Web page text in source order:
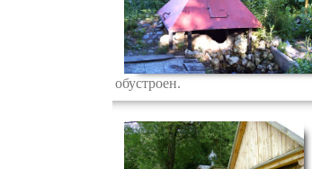
обустроен.